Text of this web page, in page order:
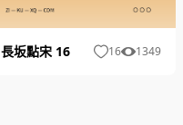
長坂點宋 16 16 1349